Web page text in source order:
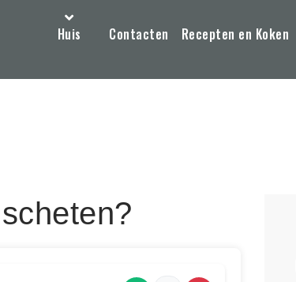
Huis Contacten Recepten en Koken